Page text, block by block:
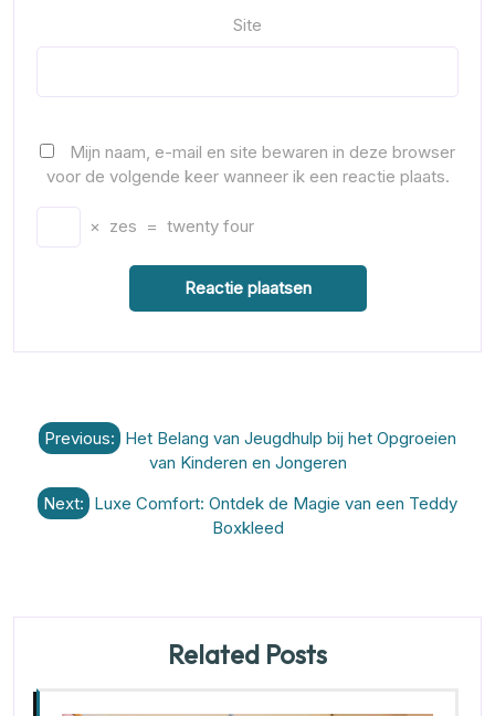
Site
Mijn naam, e-mail en site bewaren in deze browser
voor de volgende keer wanneer ik een reactie plaats.
× zes = twenty four
Berichtnavigatie
Previous: Het Belang van Jeugdhulp bij het Opgroeien
van Kinderen en Jongeren
Next: Luxe Comfort: Ontdek de Magie van een Teddy
Boxkleed
Related Posts